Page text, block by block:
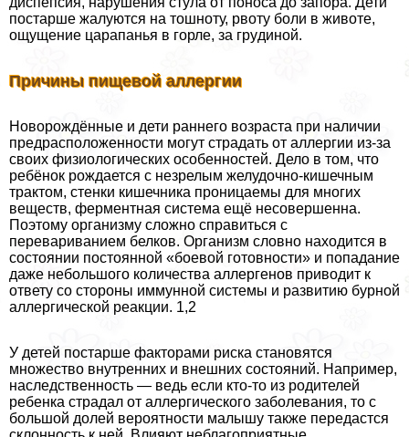
постарше жалуются на тошноту, рвоту боли в животе,
ощущение царапанья в горле, за гpyдиной.
Причины пищевой аллергии
Новорождённые и дети раннего возраста при наличии
предрасположенности могут страдать от аллергии из-за
своих физиологических особенностей. Дело в том, что
ребёнок рождается с незрелым желудочно-кишечным
тpaктом, стенки кишечника проницаемы для многих
веществ, ферментная система ещё несовершенна.
Поэтому организму сложно справиться с
перевариванием белков. Организм словно находится в
состоянии постоянной «боевой готовности» и попадание
даже небольшого количества аллергенов приводит к
ответу со стороны иммунной системы и развитию бурной
аллергической реакции. 1,2
У детей постарше факторами риска становятся
множество внутренних и внешних состояний. Например,
наследственность — ведь если кто-то из родителей
ребенка страдал от аллергического заболевания, то с
большой долей вероятности малышу также передастся